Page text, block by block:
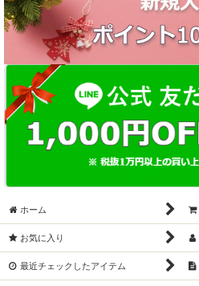
ホーム
お気に入り
最近チェックしたアイテム